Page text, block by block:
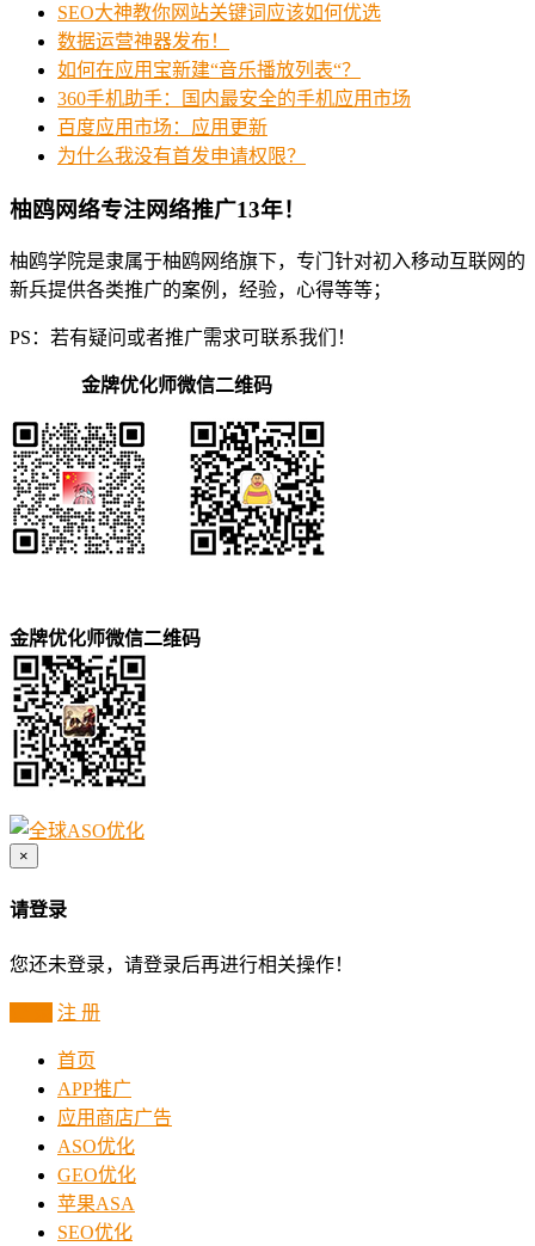
SEO大神教你网站关键词应该如何优选
数据运营神器发布！
如何在应用宝新建“音乐播放列表“？
360手机助手：国内最安全的手机应用市场
百度应用市场：应用更新
为什么我没有首发申请权限？
柚鸥网络专注网络推广13年！
柚鸥学院是隶属于柚鸥网络旗下，专门针对初入移动互联网的
新兵提供各类推广的案例，经验，心得等等；
PS：若有疑问或者推广需求可联系我们！
金牌优化师微信二维码
金牌优化师微信二维码
×
请登录
您还未登录，请登录后再进行相关操作！
注 册
首页
APP推广
应用商店广告
ASO优化
GEO优化
苹果ASA
SEO优化